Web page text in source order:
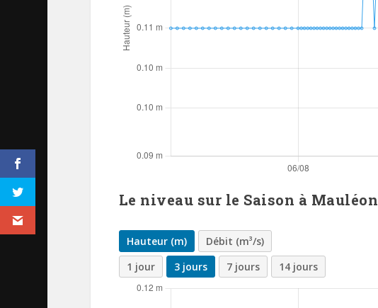
Le niveau sur le Saison à Mauléon
Hauteur (m)
Débit (m³/s)
1 jour
3 jours 7 jours 14 jours